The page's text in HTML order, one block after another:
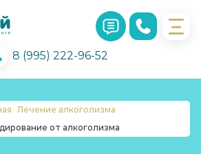
8 (995) 222-96-52
Лечение алкоголизма
от алкоголизма